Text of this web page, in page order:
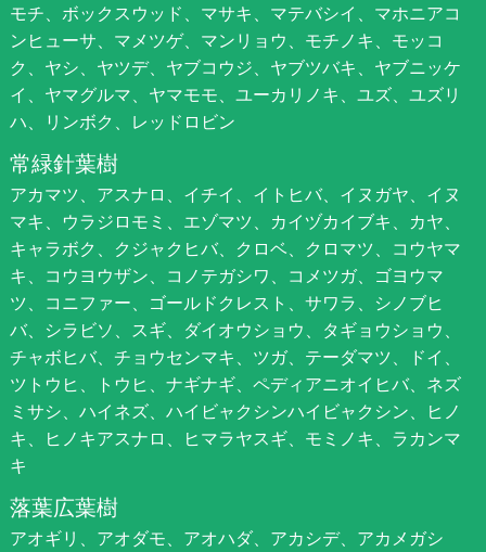
モチ、ボックスウッド、マサキ、マテバシイ、マホニアコ
ンヒューサ、マメツゲ、マンリョウ、モチノキ、モッコ
ク、ヤシ、ヤツデ、ヤブコウジ、ヤブツバキ、ヤブニッケ
イ、ヤマグルマ、ヤマモモ、ユーカリノキ、ユズ、ユズリ
ハ、リンボク、レッドロビン
常緑針葉樹
アカマツ、アスナロ、イチイ、イトヒバ、イヌガヤ、イヌ
マキ、ウラジロモミ、エゾマツ、カイヅカイブキ、カヤ、
キャラボク、クジャクヒバ、クロベ、クロマツ、コウヤマ
キ、コウヨウザン、コノテガシワ、コメツガ、ゴヨウマ
ツ、コニファー、ゴールドクレスト、サワラ、シノブヒ
バ、シラビソ、スギ、ダイオウショウ、タギョウショウ、
チャボヒバ、チョウセンマキ、ツガ、テーダマツ、ドイ、
ツトウヒ、トウヒ、ナギナギ、ペディアニオイヒバ、ネズ
ミサシ、ハイネズ、ハイビャクシンハイビャクシン、ヒノ
キ、ヒノキアスナロ、ヒマラヤスギ、モミノキ、ラカンマ
キ
落葉広葉樹
アオギリ、アオダモ、アオハダ、アカシデ、アカメガシ